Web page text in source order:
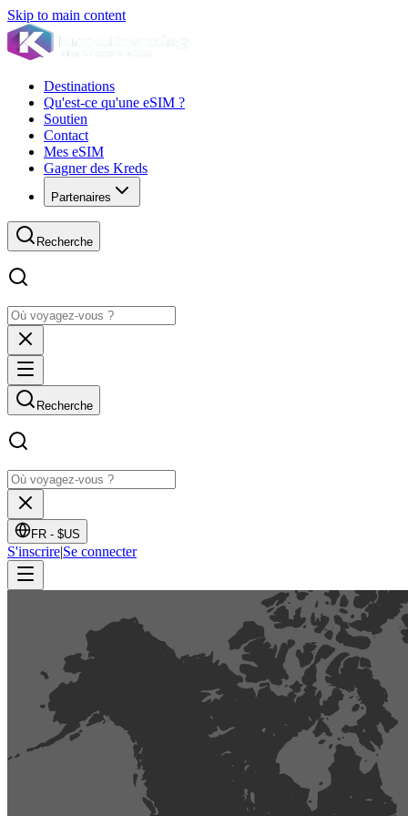
Skip to main content
Destinations
Qu'est-ce qu'une eSIM ?
Soutien
Contact
Mes eSIM
Gagner des Kreds
Partenaires
Recherche
Recherche
FR - $US
S'inscrire|Se connecter